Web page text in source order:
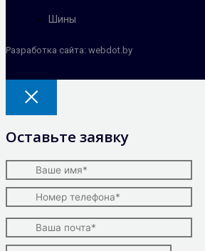
Шины
Разработка сайта: webdot.by
Оставьте заявку